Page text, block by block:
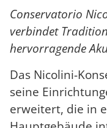
Conservatorio
verbindet
hervorragende
Das Nicolini-
seine
erweitert, die in